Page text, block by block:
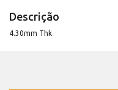
Descrição
4.30mm Thk